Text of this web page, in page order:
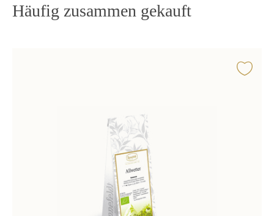
Häufig zusammen gekauft